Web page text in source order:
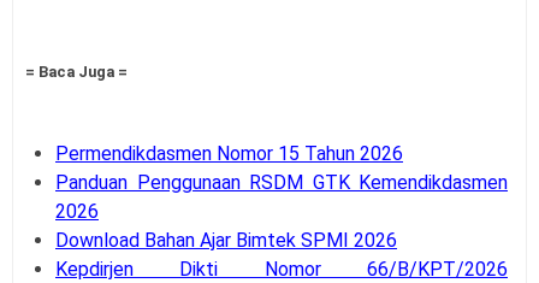
= Baca Juga =
Permendikdasmen Nomor 15 Tahun 2026
Panduan Penggunaan RSDM GTK Kemendikdasmen
2026
Download Bahan Ajar Bimtek SPMI 2026
Kepdirjen Dikti Nomor 66/B/KPT/2026